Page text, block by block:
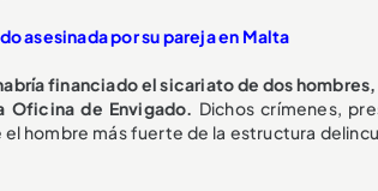
asesinada por su pareja en Malta
financiado el sicariato de dos
Oficina de Envigado. Dichos crímenes,
el hombre más fuerte de la estructura